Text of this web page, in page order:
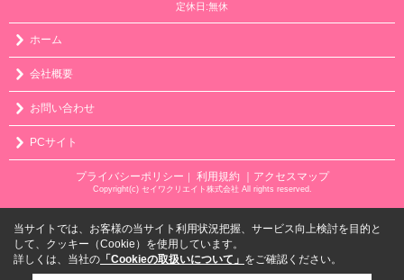
定休日:無休
ホーム
会社概要
お問い合わせ
PCサイト
プライバシーポリシー 利用規約 ｜アクセスマップ
Copyright(c) セイワクリエイト株式会社 All rights reserved.
当サイトでは、お客様の当サイト利用状況把握、サービス向上検討を目的と
して、クッキー（Cookie）を使用しています。
詳しくは、当社の 「Cookieの取扱いについて」 をご確認ください。